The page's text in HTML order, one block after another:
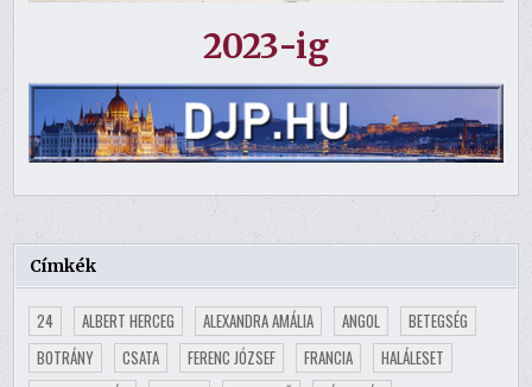
2023-ig
Címkék
24 ALBERT HERCEG ALEXANDRA AMÁLIA ANGOL
BETEGSÉG
BOTRÁNY
CSATA FERENC JÓZSEF FRANCIA
HALÁLESET